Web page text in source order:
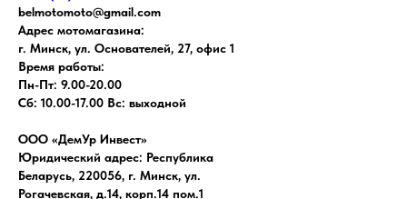
belmotomoto@gmail.com
Адрес мотомагазина:
г. Минск, ул. Основателей, 27, офис 1
Время работы:
Пн-Пт: 9.00-20.00
Сб: 10.00-17.00 Вс: выходной
ООО «ДемУр Инвест»
Юридический адрес: Республика
Беларусь, 220056, г. Минск, ул.
Рогачевская, д.14, корп.14 пом.1